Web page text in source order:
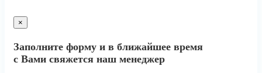
×
Заполните форму и в ближайшее время
с Вами свяжется наш менеджер